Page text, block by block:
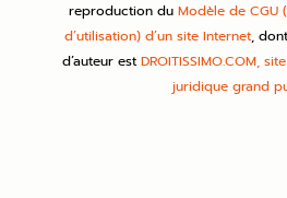
reproduction duModèle de CGU
d’utilisation) d’un site Internet,
d’auteur estDROITISSIMO.COM,
juridique grand